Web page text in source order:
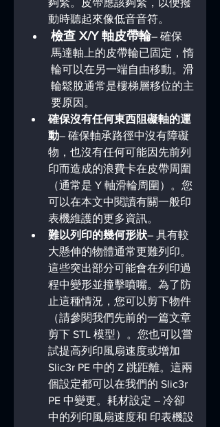
夠緊。皮帶應該夠緊，以便撥
動時聽起來像低音音符。
檢查 X/Y 軸皮帶輪– 確保
馬達軸上的皮帶輪已固定，惰
輪可以在另一端自由移動。滑
輪鬆脫通常是樓梯層移位的主
要原因。
確保沒有任何東西阻礙軸的運
動– 確保軸承路徑中沒有障礙
物，也沒有任何可能因先前列
印而造成的浪費卡在皮帶周圍
（通常是 Y 軸滑輪周圍）。您
可以在本文中閱讀有關一般印
表機維護的更多資訊。
難以列印的幾何形狀– 具有較
大懸伸的物體通常更難列印。
這些突出部分可能會在列印過
程中變形並撞擊噴嘴。為了防
止這種情況，您可以剪下物件
（請參閱我們先前的一篇文章
剪下 STL 模型）。您也可以嘗
試提高列印風扇速度或增加
Slic3r PE 中的 Z 跳距離。這兩
個設定都可以在我們的 Slic3r
PE 中變更。耗材設定 – 冷卻
中的列印風扇速度和 印表機設